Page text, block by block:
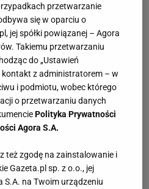
przetwarzanie
się w oparciu o
jej spółki powiązanej – Agora
Takiemu przetwarzaniu
do „Ustawień
kontakt z administratorem – w
i podmiotu, wobec którego
o przetwarzaniu danych
Polityka Prywatności
Agora S.A.
też zgodę na zainstalowanie i
Gazeta.pl sp. z o.o., jej
na Twoim urządzeniu